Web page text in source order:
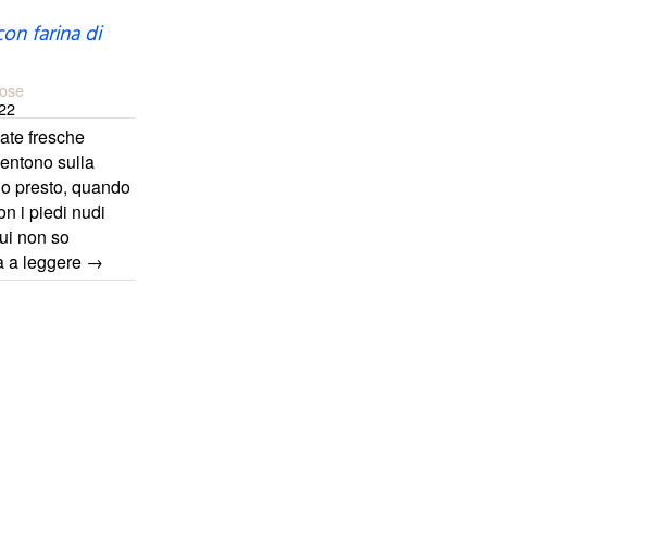
farina di
fresche
sulla
presto, quando
i piedi nudi
non so
a leggere →